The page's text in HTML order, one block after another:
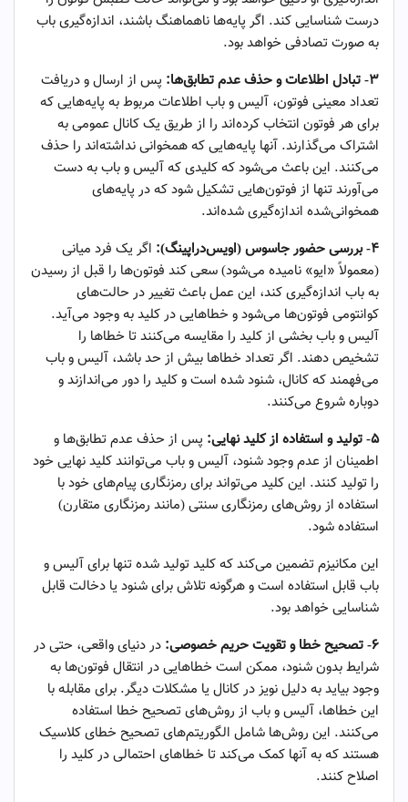
درست شناسایی کند. اگر پایه‌ها ناهماهنگ باشند، اندازه‌گیری باب
به صورت تصادفی خواهد بود.
۳- تبادل اطلاعات و حذف عدم تطابق‌ها:
پس از ارسال و دریافت
تعداد معینی فوتون، آلیس و باب اطلاعات مربوط به پایه‌هایی که
برای هر فوتون انتخاب کرده‌اند را از طریق یک کانال عمومی به
اشتراک می‌گذارند. آنها پایه‌هایی که همخوانی نداشته‌اند را حذف
می‌کنند. این باعث می‌شود که کلیدی که آلیس و باب به دست
می‌آورند تنها از فوتون‌هایی تشکیل شود که در پایه‌های
همخوانی‌شده اندازه‌گیری شده‌اند.
۴- بررسی حضور جاسوس (اویس‌دراپینگ): اگر یک فرد میانی
(معمولاً «ایو» نامیده می‌شود) سعی کند فوتون‌ها را قبل از رسیدن
به باب اندازه‌گیری کند، این عمل باعث تغییر در حالت‌های
کوانتومی فوتون‌ها می‌شود و خطاهایی در کلید به وجود می‌آید.
آلیس و باب بخشی از کلید را مقایسه می‌کنند تا خطاها را
تشخیص دهند. اگر تعداد خطاها بیش از حد باشد، آلیس و باب
می‌فهمند که کانال، شنود شده است و کلید را دور می‌اندازند و
دوباره شروع می‌کنند.
۵- تولید و استفاده از کلید نهایی:
پس از حذف عدم تطابق‌ها و
اطمینان از عدم وجود شنود، آلیس و باب می‌توانند کلید نهایی خود
را تولید کنند. این کلید می‌تواند برای رمزنگاری پیام‌های خود با
استفاده از روش‌های رمزنگاری سنتی (مانند رمزنگاری متقارن)
استفاده شود.
این مکانیزم تضمین می‌کند که کلید تولید شده تنها برای آلیس و
باب قابل استفاده است و هرگونه تلاش برای شنود یا دخالت قابل
شناسایی خواهد بود.
۶- تصحیح خطا و تقویت حریم خصوصی:
در دنیای واقعی، حتی در
شرایط بدون شنود، ممکن است خطاهایی در انتقال فوتون‌ها به
وجود بیاید به دلیل نویز در کانال یا مشکلات دیگر. برای مقابله با
این خطاها، آلیس و باب از روش‌های تصحیح خطا استفاده
می‌کنند. این روش‌ها شامل الگوریتم‌های تصحیح خطای کلاسیک
هستند که به آنها کمک می‌کند تا خطاهای احتمالی در کلید را
اصلاح کنند.